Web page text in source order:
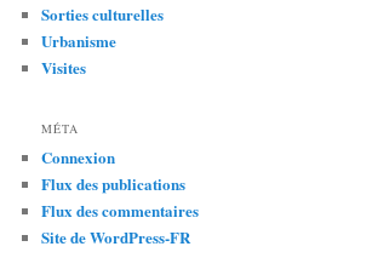
Sorties culturelles
Urbanisme
Visites
MÉTA
Connexion
Flux des publications
Flux des commentaires
Site de WordPress-FR